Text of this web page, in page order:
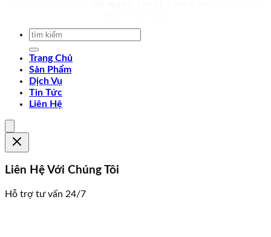
Trang Chủ
Sản Phẩm
Dịch Vụ
Tin Tức
Liên Hệ
Liên Hệ Với Chúng Tôi
Hỗ trợ tư vấn 24/7